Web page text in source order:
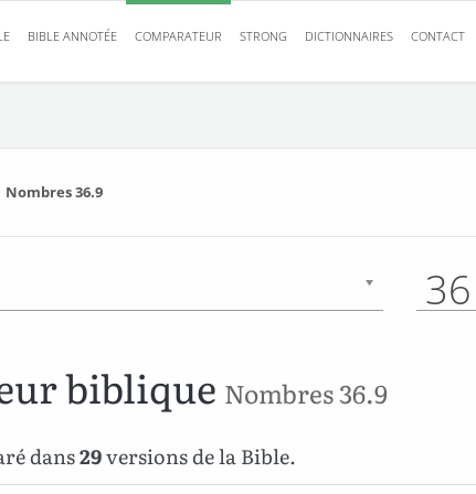
BIBLE ANNOTÉE COMPARATEUR STRONG DICTIONNAIRES CONTACT
Nombres 36.9
36
biblique Nombres 36.9
dans29versions de la Bible.